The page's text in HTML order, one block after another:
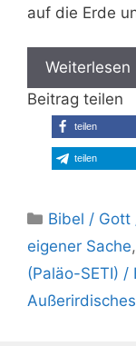
auf die Erde
Beitrag teilen
teilen
teilen
Kategorien
Bibel / Gott
eigener Sache,
(Paläo-SETI) /